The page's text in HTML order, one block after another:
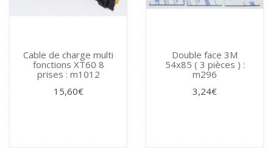
Cable de charge multi
fonctions XT60 8
prises : m1012
15,60€
Double face 3M
54x85 ( 3 pièces ) :
m296
3,24€